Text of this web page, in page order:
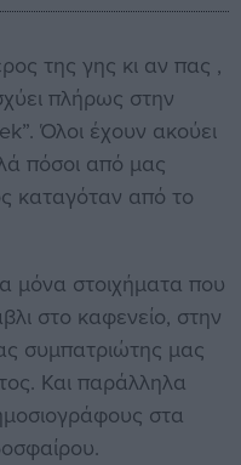
της γης κι αν πας ,
πλήρως στην
Όλοι έχουν ακούει
πόσοι από μας
καταγόταν από το
μόνα στοιχήματα που
στο καφενείο, στην
συμπατριώτης μας
Και παράλληλα
στα